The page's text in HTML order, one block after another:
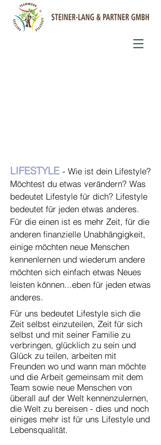
LIFESTYLE - Wie ist dein Lifestyle?
Möchtest du etwas verändern? Was
bedeutet Lifestyle für dich? Lifestyle
bedeutet für jeden etwas anderes.
Für die einen ist es mehr Zeit, für die
anderen finanzielle Unabhängigkeit,
einige möchten neue Menschen
kennenlernen und wiederum andere
möchten sich einfach etwas Neues
leisten können...eben für jeden etwas
anderes.
Für uns bedeutet Lifestyle sich die
Zeit selbst einzuteilen, Zeit für sich
selbst und mit seiner Familie zu
verbringen, glücklich zu sein und
Glück zu teilen, arbeiten mit
Freunden wo und wann man möchte
und die Arbeit gemeinsam mit dem
Team sowie neue Menschen von
überall auf der Welt kennenzulernen,
die Welt zu bereisen - dies und noch
einiges mehr ist für uns Lifestyle und
Lebensqualität.